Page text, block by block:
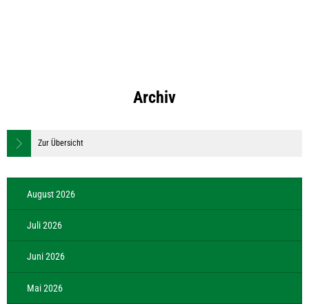
Archiv
Zur Übersicht
August 2026
Juli 2026
Juni 2026
Mai 2026